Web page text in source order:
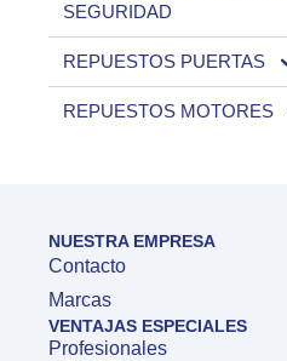
SEGURIDAD
REPUESTOS PUERTAS
REPUESTOS MOTORES
NUESTRA EMPRESA
Contacto
Marcas
VENTAJAS ESPECIALES
Profesionales